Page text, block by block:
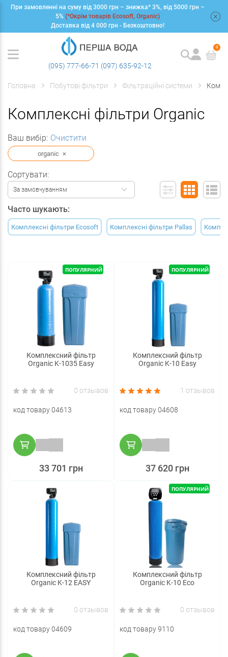
При замовленні на суму від 3000 грн – знижка* 3%, від 5000 грн –
5% (*Окрім товарів Ecosoft, Organic)
Доставка від 4 000 грн - Безкоштовно!
(095) 777-66-71 (097) 635-92-12
0
Головна Побутові фільтри Фільтраційні системи
Комплексні фільтри Organic
Ваш вибір: Очистити
organic ×
Сортувати:
За замовчуванням
Часто шукають:
Комплексні фільтри Ecosoft Комплексні фільтри Pallas
ПОПУЛЯРНИЙ
Комплексний фільтр
Organic K-1035 Easy
0 отзывов
код товару 04613
33 701 грн
ПОПУЛЯРНИЙ
Комплексний фільтр
Organic K-10 Easy
1 отзывов
код товару 04608
37 620 грн
Комплексний фільтр
Organic K-12 EASY
0 отзывов
код товару 04609
ПОПУЛЯРНИЙ
Комплексний фільтр
Organic K-10 Eco
0 отзывов
код товару 9110